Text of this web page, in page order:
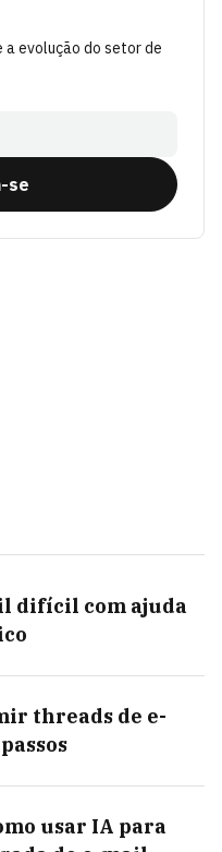
a evolução do setor de
se
difícil com ajuda
threads de e-
usar IA para